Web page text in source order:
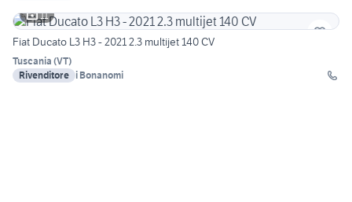
11
Fiat Ducato L3 H3 - 2021 2.3 multijet 140 CV
Tuscania (VT)
Rivenditore i Bonanomi